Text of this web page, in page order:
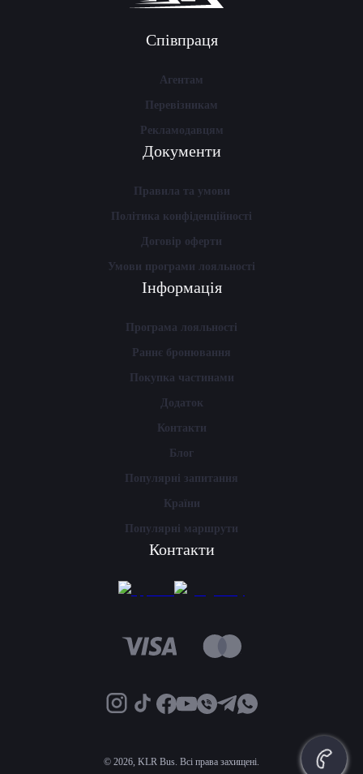
Співпраця
Агентам
Перевізникам
Рекламодавцям
Документи
Правила та умови
Політика конфіденційності
Договір оферти
Умови програми лояльності
Інформація
Програма лояльності
Раннє бронювання
Покупка частинами
Додаток
Контакти
Блог
Популярні запитання
Країни
Популярні маршрути
Контакти
© 2026, KLR Bus. Всі права захищені.